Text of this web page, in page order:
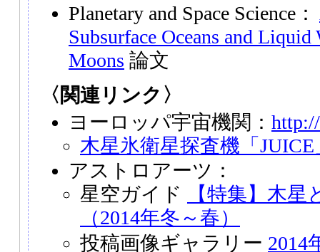
Planetary and Space Science：
Subsurface Oceans and
Moons 論文
〈関連リンク〉
ヨーロッパ宇宙機関：
木星氷衛星探査機「JUICE
アストロアーツ：
星空ガイド
【特集】木
（2014年冬～春）
投稿画像ギャラリー 2014